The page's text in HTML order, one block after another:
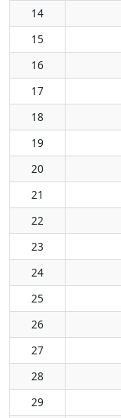
14
15
16
17
18
19
20
21
22
23
24
25
26
27
28
29